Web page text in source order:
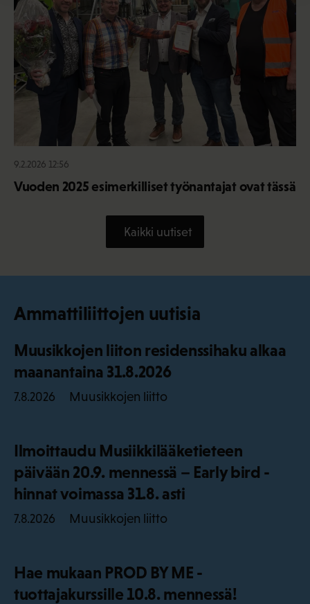
9.2.2026 12:56
Vuoden 2025 esimerkilliset työnantajat ovat tässä
Kaikki uutiset
Ammattiliittojen uutisia
Muusikkojen liiton residenssihaku alkaa
maanantaina 31.8.2026
7.8.2026 Muusikkojen liitto
Ilmoittaudu Musiikkilääketieteen
päivään 20.9. mennessä – Early bird -
hinnat voimassa 31.8. asti
7.8.2026 Muusikkojen liitto
Hae mukaan PROD BY ME -
tuottajakurssille 10.8. mennessä!